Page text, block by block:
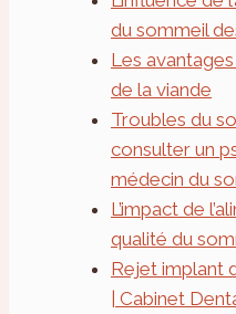
du sommeil
Les
de la viande
Troubles du
consulter un
médecin du
L’impact de
qualité du
Rejet implant
| Cabinet